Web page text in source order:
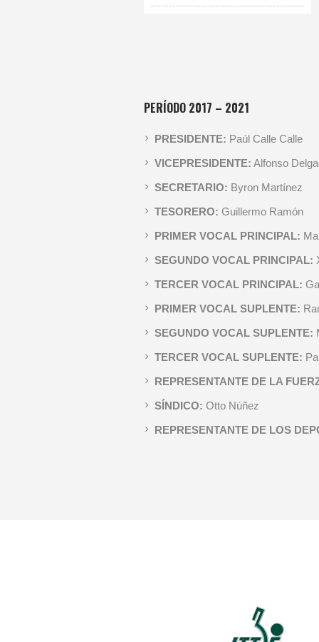
PERÍODO 2017 – 2021
PRESIDENTE: Paúl Calle Calle
VICEPRESIDENTE: Alfonso
SECRETARIO: Byron Martínez
TESORERO: Guillermo Ramón
PRIMER VOCAL PRINCIPAL:
SEGUNDO VOCAL PRINCIPAL:
TERCER VOCAL PRINCIPAL:
PRIMER VOCAL SUPLENTE:
SEGUNDO VOCAL SUPLENTE:
TERCER VOCAL SUPLENTE:
REPRESENTANTE DE LA
SÍNDICO: Otto Núñez
REPRESENTANTE DE LOS